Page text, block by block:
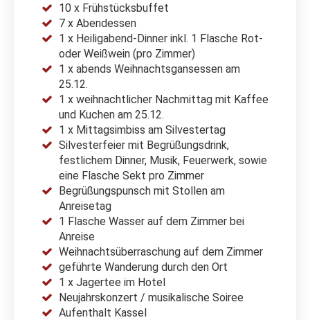
10 x Frühstücksbuffet
7 x Abendessen
1 x Heiligabend-Dinner inkl. 1 Flasche Rot-
oder Weißwein (pro Zimmer)
1 x abends Weihnachtsgansessen am
25.12.
1 x weihnachtlicher Nachmittag mit Kaffee
und Kuchen am 25.12.
1 x Mittagsimbiss am Silvestertag
Silvesterfeier mit Begrüßungsdrink,
festlichem Dinner, Musik, Feuerwerk, sowie
eine Flasche Sekt pro Zimmer
Begrüßungspunsch mit Stollen am
Anreisetag
1 Flasche Wasser auf dem Zimmer bei
Anreise
Weihnachtsüberraschung auf dem Zimmer
geführte Wanderung durch den Ort
1 x Jagertee im Hotel
Neujahrskonzert / musikalische Soiree
Aufenthalt Kassel